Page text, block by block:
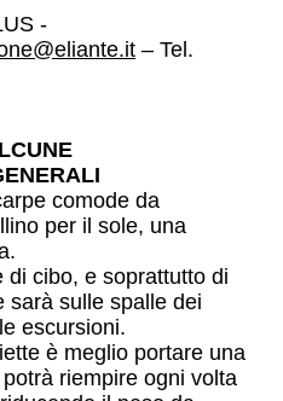
-
– Tel.
comode da
per il sole, una
di cibo, e soprattutto di
sarà sulle spalle dei
escursioni.
è meglio portare una
riempire ogni volta